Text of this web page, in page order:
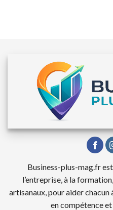
Business-plus-mag.fr
l’entreprise, à la
artisanaux, pour aider
en compétence